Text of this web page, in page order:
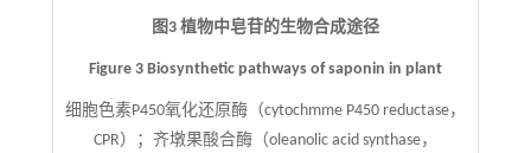
图3 植物中皂苷的生物合成途径
Figure 3 Biosynthetic pathways of saponin in plant
细胞色素P450氧化还原酶（cytochmme P450 reductase，
CPR）；齐墩果酸合酶（oleanolic acid synthase，